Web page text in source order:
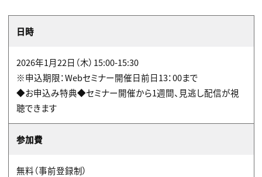
日時
2026年1月22日（木）15:00-15:30
※申込期限：Webセミナー開催日前日13：00まで
◆お申込み特典◆セミナー開催から1週間、見逃し配信が視
聴できます
参加費
無料（事前登録制）